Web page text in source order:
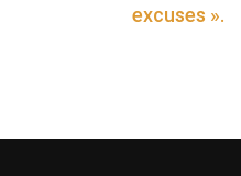
excuses ».